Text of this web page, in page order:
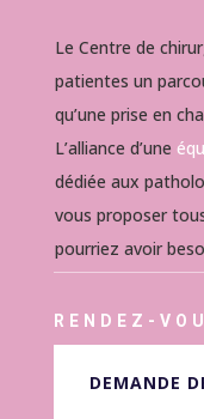
Le Centre de
patientes un
qu’une prise en
L’alliance d’une
dédiée aux
vous proposer
pourriez avoir
RENDEZ-
DEMANDE